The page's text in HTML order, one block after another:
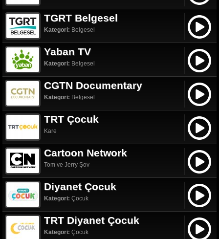
TGRT Belgesel
Kategori: Belgesel
Yaban TV
Kategori: Belgesel
CGTN Documentary
Kategori: Belgesel
TRT Çocuk
Kare
Cartoon Network
Tom ve Jerry Şov
Diyanet Çocuk
Kategori: Çocuk
TRT Diyanet Çocuk
Kategori: Çocuk